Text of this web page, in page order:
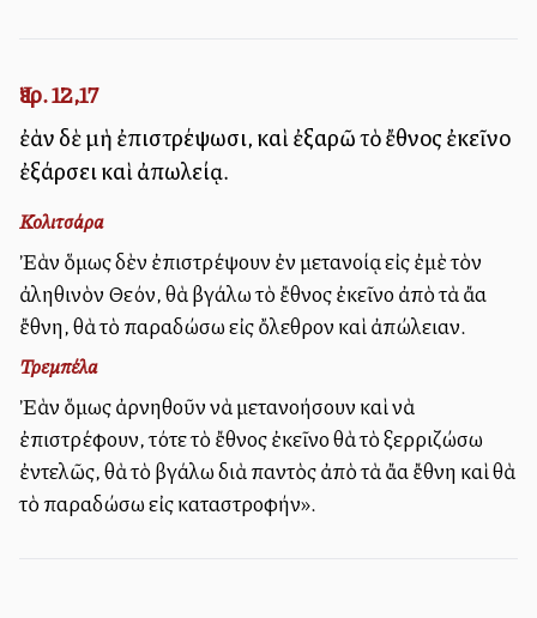
Ἰερ. 12,17
ἐὰν δὲ μὴ ἐπιστρέψωσι, καὶ ἐξαρῶ τὸ ἔθνος ἐκεῖνο
ἐξάρσει καὶ ἀπωλείᾳ.
Κολιτσάρα
Ἐὰν ὅμως δὲν ἐπιστρέψουν ἐν μετανοίᾳ εἰς ἐμὲ τὸν
ἀληθινὸν Θεόν, θὰ βγάλω τὸ ἔθνος ἐκεῖνο ἀπὸ τὰ ἄλλα
ἔθνη, θὰ τὸ παραδώσω εἰς ὄλεθρον καὶ ἀπώλειαν.
Τρεμπέλα
Ἐὰν ὅμως ἀρνηθοῦν νὰ μετανοήσουν καὶ νὰ
ἐπιστρέφουν, τότε τὸ ἔθνος ἐκεῖνο θὰ τὸ ξερριζώσω
ἐντελῶς, θὰ τὸ βγάλω διὰ παντὸς ἀπὸ τὰ ἄλλα ἔθνη καὶ θὰ
τὸ παραδώσω εἰς καταστροφήν».